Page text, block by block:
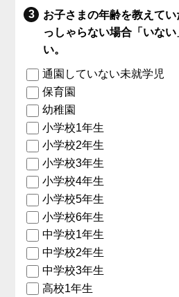
お子さまの年齢を教えて
っしゃらない場合「いな
い。
通園していない未就学児
保育園
幼稚園
小学校1年生
小学校2年生
小学校3年生
小学校4年生
小学校5年生
小学校6年生
中学校1年生
中学校2年生
中学校3年生
高校1年生